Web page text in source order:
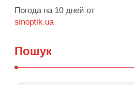
Погода на 10 дней от
sinoptik.ua
Пошук